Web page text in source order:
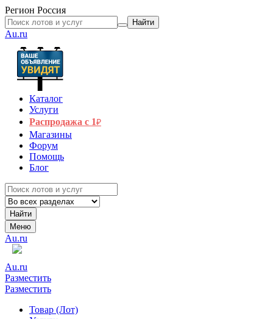
Регион Россия
Найти
Au.ru
Каталог
Услуги
Распродажа с 1₽
Магазины
Форум
Помощь
Блог
Найти
Меню
Au.ru
Au.ru
Разместить
Разместить
Товар (Лот)